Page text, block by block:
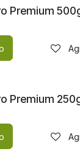
Premium
Premium